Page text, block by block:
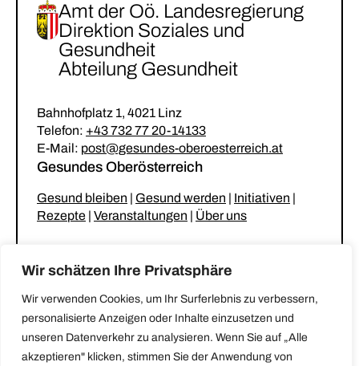
Wir schätzen Ihre Privatsphäre
Wir verwenden Cookies, um Ihr Surferlebnis zu verbessern,
personalisierte Anzeigen oder Inhalte einzusetzen und
unseren Datenverkehr zu analysieren. Wenn Sie auf „Alle
akzeptieren" klicken, stimmen Sie der Anwendung von
Amt der Oö. Landesregierung
Direktion Soziales und
Gesundheit
Abteilung Gesundheit
Bahnhofplatz 1, 4021 Linz
Telefon: +43 732 77 20-14133
E-Mail: post@gesundes-oberoesterreich.at
Gesundes Oberösterreich
Gesund bleiben | Gesund werden | Initiativen |
Rezepte | Veranstaltungen | Über uns
Gesunder Kindergarten & Krabbelstube
|
Gesunde Gemeinde
Stammtisch für betreuende und pflegende
Angehörige